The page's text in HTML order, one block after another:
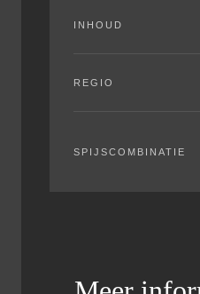
INHOUD
REGIO
SPIJSCOMBINATIE